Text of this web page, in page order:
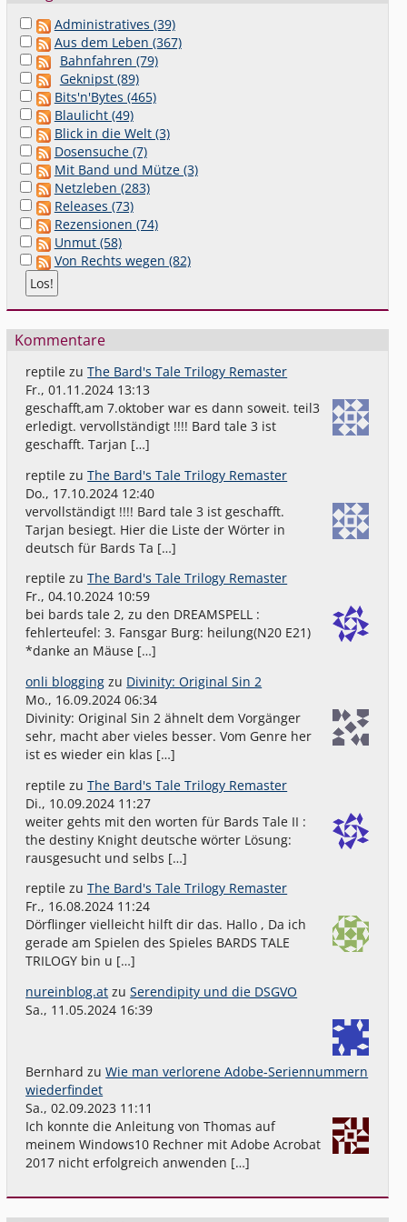
Administratives (39)
Aus dem Leben (367)
Bahnfahren (79)
Geknipst (89)
Bits'n'Bytes (465)
Blaulicht (49)
Blick in die Welt (3)
Dosensuche (7)
Mit Band und Mütze (3)
Netzleben (283)
Releases (73)
Rezensionen (74)
Unmut (58)
Von Rechts wegen (82)
Kommentare
reptile zuThe Bard's Tale Trilogy Remaster
Fr., 01.11.2024 13:13
geschafft,am 7.oktober war es dann soweit. teil3
erledigt. vervollständigt !!!! Bard tale 3 ist
geschafft. Tarjan […]
reptile zuThe Bard's Tale Trilogy Remaster
Do., 17.10.2024 12:40
vervollständigt !!!! Bard tale 3 ist geschafft.
Tarjan besiegt. Hier die Liste der Wörter in
deutsch für Bards Ta […]
reptile zuThe Bard's Tale Trilogy Remaster
Fr., 04.10.2024 10:59
bei bards tale 2, zu den DREAMSPELL :
fehlerteufel: 3. Fansgar Burg: heilung(N20 E21)
*danke an Mäuse […]
onli blogging zu Divinity: Original Sin 2
Mo., 16.09.2024 06:34
Divinity: Original Sin 2 ähnelt dem Vorgänger
sehr, macht aber vieles besser. Vom Genre her
ist es wieder ein klas […]
reptile zuThe Bard's Tale Trilogy Remaster
Di., 10.09.2024 11:27
weiter gehts mit den worten für Bards Tale II :
the destiny Knight deutsche wörter Lösung:
rausgesucht und selbs […]
reptile zuThe Bard's Tale Trilogy Remaster
Fr., 16.08.2024 11:24
Dörflinger vielleicht hilft dir das. Hallo , Da ich
gerade am Spielen des Spieles BARDS TALE
TRILOGY bin u […]
nureinblog.at zuSerendipity und die DSGVO
Sa., 11.05.2024 16:39
Bernhard zuWie man verlorene Adobe-Seriennummern
wiederfindet
Sa., 02.09.2023 11:11
Ich konnte die Anleitung von Thomas auf
meinem Windows10 Rechner mit Adobe Acrobat
2017 nicht erfolgreich anwenden […]